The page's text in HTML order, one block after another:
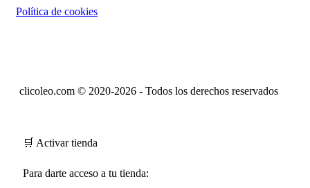
Política de cookies
clicoleo.com © 2020-2026 - Todos los derechos reservados
🛒 Activar tienda
Para darte acceso a tu tienda: